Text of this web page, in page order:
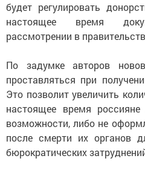
будет регулировать
настоящее время
рассмотрении в
По задумке авторов
проставляться при
Это позволит увеличить
настоящее время
возможности, либо не
после смерти их органов
бюрократических